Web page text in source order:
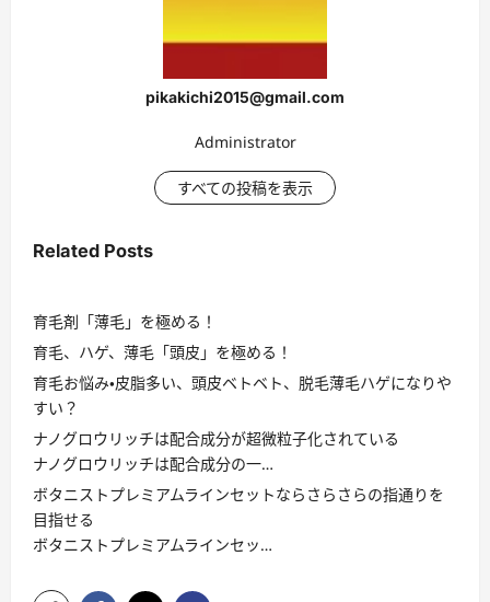
pikakichi2015@gmail.com
Administrator
すべての投稿を表示
Related Posts
育毛剤「薄毛」を極める！
育毛、ハゲ、薄毛「頭皮」を極める！
育毛お悩み・皮脂多い、頭皮ベトベト、脱毛薄毛ハゲになりや
すい？
ナノグロウリッチは配合成分が超微粒子化されている
ナノグロウリッチは配合成分の一…
ボタニストプレミアムラインセットならさらさらの指通りを
目指せる
ボタニストプレミアムラインセッ…